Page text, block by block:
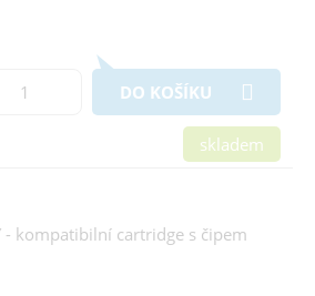
DO KOŠÍKU
skladem